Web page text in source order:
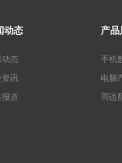
动态
态
讯
道
产
手机
电脑
周边